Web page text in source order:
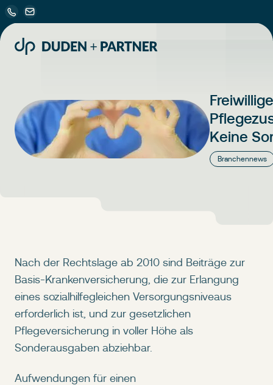
Freiwillige
Keine
Branchennews
Nach der Rechtslage ab 2010 sind Beiträge zur
Basis-Krankenversicherung, die zur Erlangung
eines sozialhilfegleichen Versorgungsniveaus
erforderlich ist, und zur gesetzlichen
Pflegeversicherung in voller Höhe als
Sonderausgaben abziehbar.
Aufwendungen für einen